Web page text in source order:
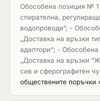
Обособена позиция №
спирателна,
водопроводи”; -
„Доставка на връзки
адаптори“; -
„Доставка на връзки
сив и сферографитен
обществените поръчки